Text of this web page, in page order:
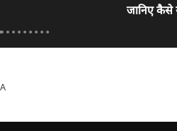
जानिए